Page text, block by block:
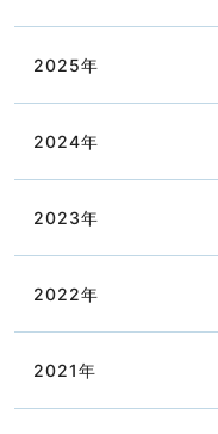
2025年
2024年
2023年
2022年
2021年